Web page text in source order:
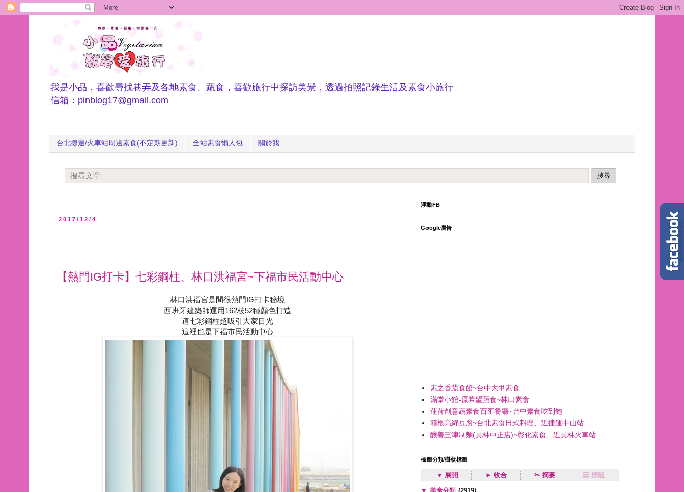
我是小品，喜歡尋找巷弄及各地素食、蔬食，喜歡旅行中探訪美景，透過拍照記錄生活及素食小旅行
信箱：pinblog17@gmail.com
台北捷運/火車站周邊素食(不定期更新) 全站素食懶人包 關於我
2017/12/4
【熱門IG打卡】七彩鋼柱、林口洪福宮~下福市民活動中心
林口洪福宮是間很熱門IG打卡秘境
西班牙建築師運用162枝52種顏色打造
這七彩鋼柱超吸引大家目光
這裡也是下福市民活動中心
浮動FB
Google廣告
素之香蔬食館~台中大甲素食
滿堂小館-原希望蔬食~林口素食
蓮荷創意蔬素食百匯餐廳~台中素食吃到飽
箱根高綿豆腐~台北素食日式料理、近捷運中山站
釀善三津制麵(員林中正店)~彰化素食、近員林火車站
標籤分類/樹狀標籤
▼ 展開 ► 收合 ✂ 摘要 ☰ 標題